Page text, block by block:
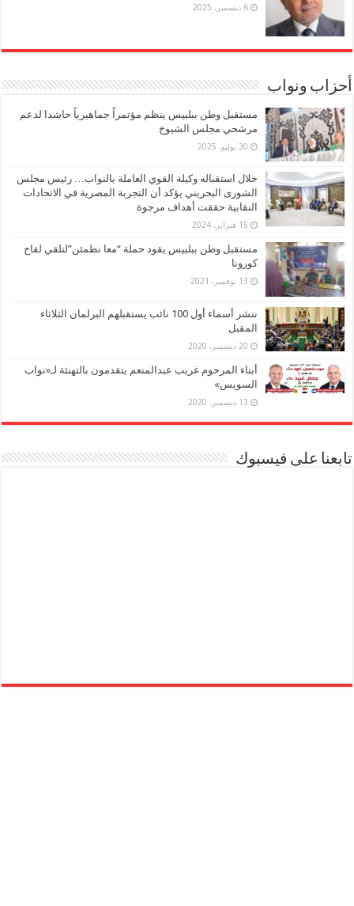
6 ديسمبر، 2025
أحزاب ونواب
مستقبل وطن ببلبيس ينظم مؤتمراً جماهيرياً حاشدا لدعم
مرشحي مجلس الشيوخ
30 يوليو، 2025
خلال استقباله وكيلة القوي العاملة بالنواب… رئيس مجلس
الشورى البحريني يؤكد أن التجربة المصرية في الاتحادات
النقابية حققت أهداف مرجوة
15 فبراير، 2024
مستقبل وطن ببلبيس يقود حملة “معا نطمئن”لتلقي لقاح
كورونا
13 نوفمبر، 2021
ننشر أسماء أول 100 نائب يستقبلهم البرلمان الثلاثاء
المقبل
20 ديسمبر، 2020
أبناء المرحوم غريب عبدالمنعم يتقدمون بالتهنئة لـ«نواب
السويس»
13 ديسمبر، 2020
تابعنا على فيسبوك